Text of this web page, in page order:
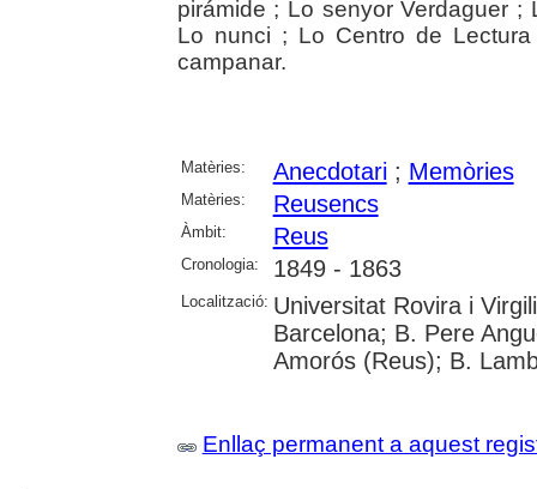
pirámide ; Lo senyor Verdaguer
Lo nunci ; Lo Centro de
campanar.
Matèries: Anecdotari; Memòries
Matèries: Reusencs
Àmbit: Reus
Cronologia: 1849 - 1863
Localització: Universitat Rovira i
Barcelona; B. Pere
Amorós (Reus); B.
Enllaç permanent a aquest